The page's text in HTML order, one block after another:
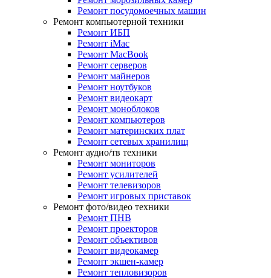
Ремонт посудомоечных машин
Ремонт компьютерной техники
Ремонт ИБП
Ремонт iMac
Ремонт MacBook
Ремонт серверов
Ремонт майнеров
Ремонт ноутбуков
Ремонт видеокарт
Ремонт моноблоков
Ремонт компьютеров
Ремонт материнских плат
Ремонт сетевых хранилищ
Ремонт аудио/тв техники
Ремонт мониторов
Ремонт усилителей
Ремонт телевизоров
Ремонт игровых приставок
Ремонт фото/видео техники
Ремонт ПНВ
Ремонт проекторов
Ремонт объективов
Ремонт видеокамер
Ремонт экшен-камер
Ремонт тепловизоров